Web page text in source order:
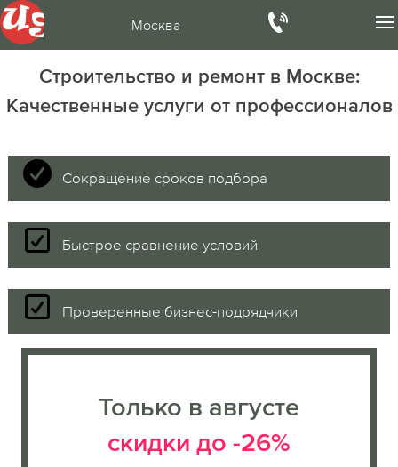
Москва
Строительство и ремонт в Москве:
Качественные услуги от профессионалов
Сокращение сроков подбора
Быстрое сравнение условий
Проверенные бизнес-подрядчики
Только в августе
скидки до -26%